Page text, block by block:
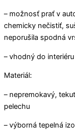
– možnosť prať v
chemicky nečistiť,
neporušila spodná
– vhodný do
Materiál:
– nepremokavý,
pelechu
– výborná tepelná